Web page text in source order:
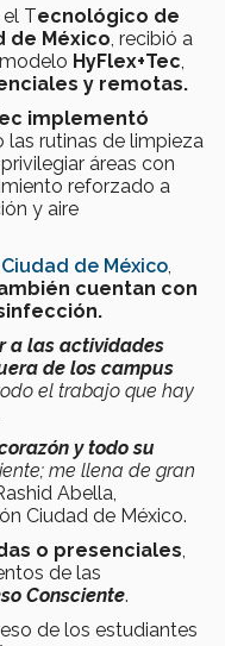
Tecnológico de
de México , recibió a
HyFlex+Tec
y remotas.
implementó
las rutinas de limpieza
áreas con
reforzado a
y aire
Ciudad de México
cuentan con
a las actividades
de los campus
el trabajo que hay
y todo su
me llena de gran
Abella,
Ciudad de México.
o presenciales
de las
Consciente.
de los estudiantes